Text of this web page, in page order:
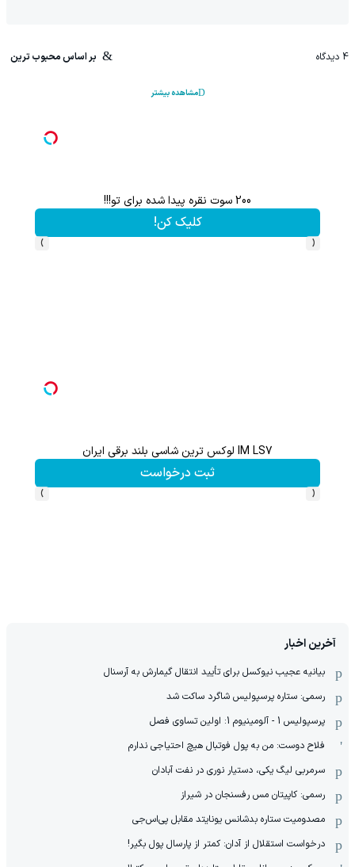
4 دیدگاه بر اساس محبوب ترین
مشاهده بیشتر
200 سوت نقره پیدا شده برای تو!!!
کلیک کن!
‹
›
IM LS7 لوکس ترین شاسی بلند برقی ایران
ثبت درخواست
‹
›
آخرین اخبار
بیانیه عجیب نیوکسل برای تأیید انتقال گیمارش به آرسنال
رسمی: ستاره پرسپولیس شاگرد ساکت شد
پرسپولیس 1 - آلومینیوم 1: اولین تساوی فصل
فلاح دوست: من به پول فوتبال هیچ احتیاجی ندارم
سرمربی لیگ یکی، دستیار نوری در نفت آبادان
رسمی: کاپیتان مس رفسنجان در شیراز
مصدومیت ستاره بدشانس یونایتد مقابل پی‌اس‌جی
درخواست استقلال از آدان: کمتر از پارسال پول بگیر!